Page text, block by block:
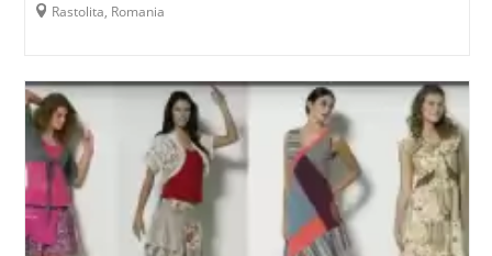
Rastolita, Romania